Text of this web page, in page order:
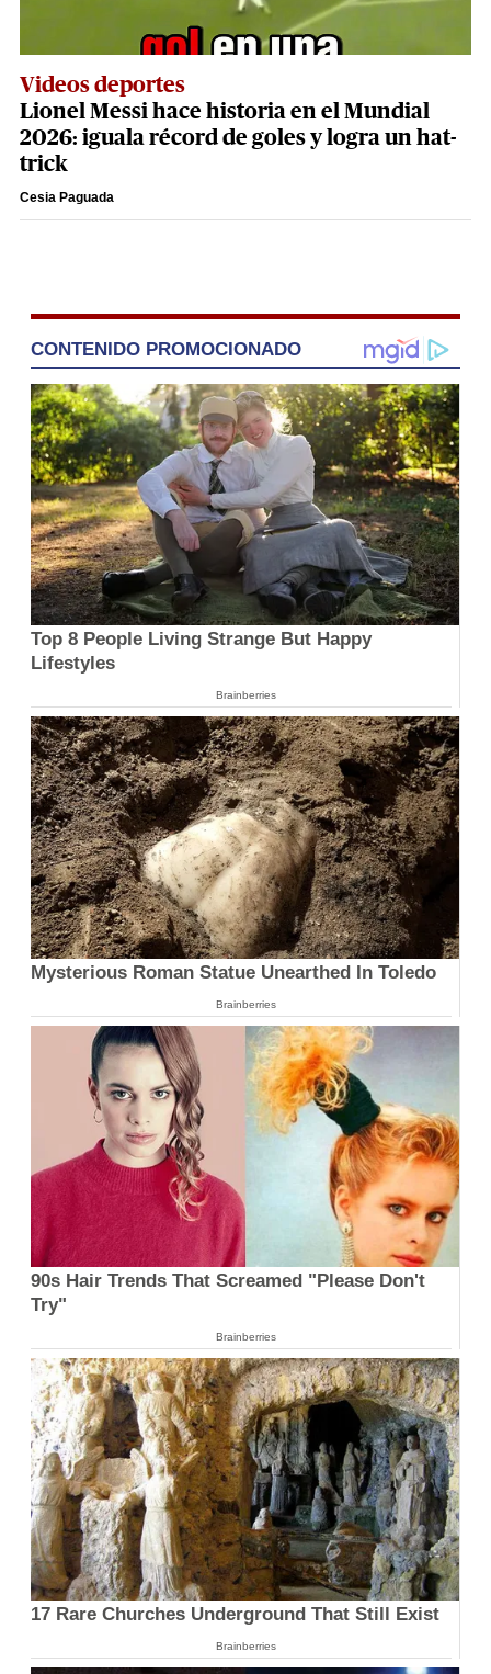
Videos deportes
Lionel Messi hace historia en el Mundial
2026: iguala récord de goles y logra un hat-
trick
Cesia Paguada
CONTENIDO PROMOCIONADO
Top 8 People Living Strange But Happy
Lifestyles
Brainberries
Mysterious Roman Statue Unearthed In Toledo
Brainberries
90s Hair Trends That Screamed "Please Don't
Try"
Brainberries
17 Rare Churches Underground That Still Exist
Brainberries